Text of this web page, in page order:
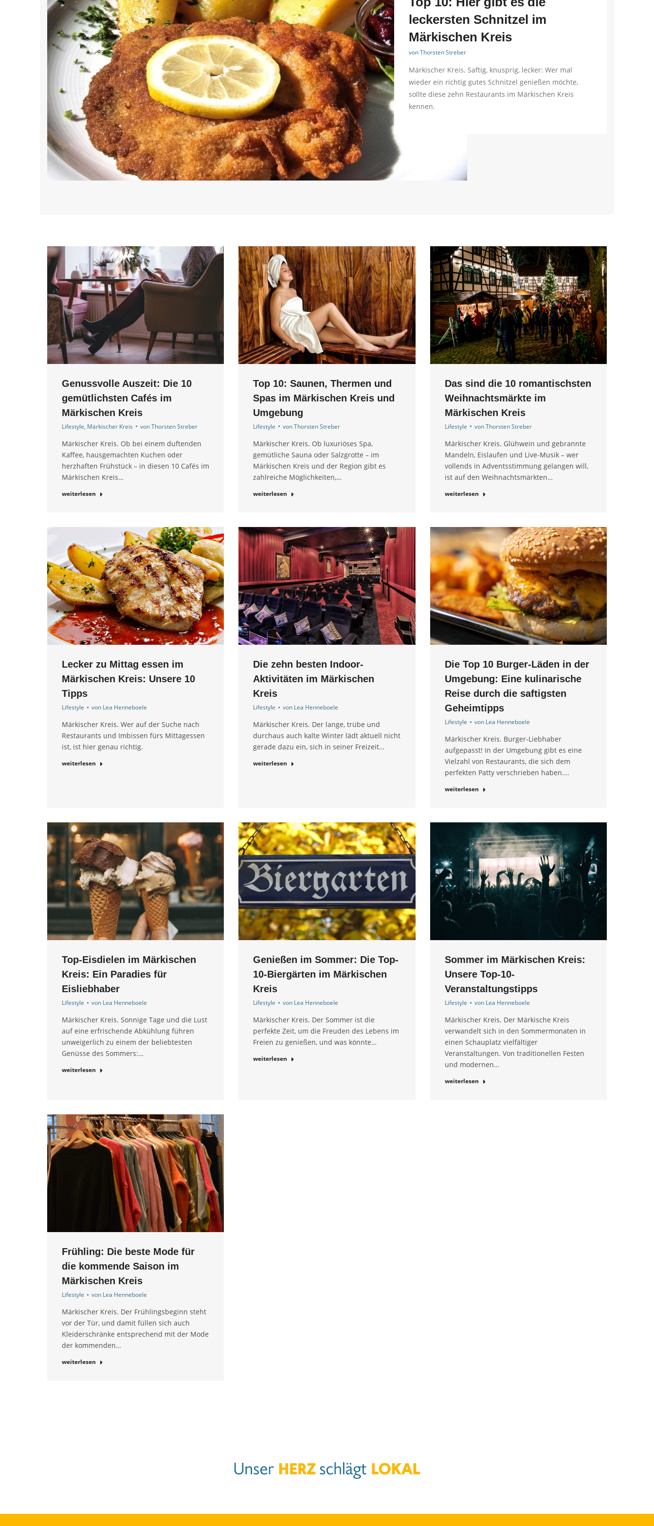
leckersten Schnitzel im
Märkischen Kreis
vonThorsten Streber
Märkischer Kreis. Saftig, knusprig, lecker: Wer mal
wieder ein richtig gutes Schnitzel genießen möchte,
sollte diese zehn Restaurants im Märkischen Kreis
kennen.
Genussvolle Auszeit: Die 10
gemütlichsten Cafés im
Märkischen Kreis
Lifestyle, Märkischer Kreis vonThorsten Streber
Märkischer Kreis. Ob bei einem duftenden
Kaffee, hausgemachten Kuchen oder
herzhaften Frühstück – in diesen 10 Cafés im
Märkischen Kreis…
weiterlesen
Top 10: Saunen, Thermen und
Spas im Märkischen Kreis und
Umgebung
Lifestyle vonThorsten Streber
Märkischer Kreis. Ob luxuriöses Spa,
gemütliche Sauna oder Salzgrotte – im
Märkischen Kreis und der Region gibt es
zahlreiche Möglichkeiten,…
weiterlesen
Das sind die 10 romantischsten
Weihnachtsmärkte im
Märkischen Kreis
Lifestyle vonThorsten Streber
Märkischer Kreis. Glühwein und gebrannte
Mandeln, Eislaufen und Live-Musik – wer
vollends in Adventsstimmung gelangen will,
ist auf den Weihnachtsmärkten…
weiterlesen
Lecker zu Mittag essen im
Märkischen Kreis: Unsere 10
Tipps
Lifestyle von Lea Henneboele
Märkischer Kreis. Wer auf der Suche nach
Restaurants und Imbissen fürs Mittagessen
ist, ist hier genau richtig.
weiterlesen
Die zehn besten Indoor-
Aktivitäten im Märkischen
Kreis
Lifestyle von Lea Henneboele
Märkischer Kreis. Der lange, trübe und
durchaus auch kalte Winter lädt aktuell nicht
gerade dazu ein, sich in seiner Freizeit…
weiterlesen
Die Top 10 Burger-Läden in der
Umgebung: Eine kulinarische
Reise durch die saftigsten
Geheimtipps
Lifestyle von Lea Henneboele
Märkischer Kreis. Burger-Liebhaber
aufgepasst! In der Umgebung gibt es eine
Vielzahl von Restaurants, die sich dem
perfekten Patty verschrieben haben.…
weiterlesen
Top-Eisdielen im Märkischen
Kreis: Ein Paradies für
Eisliebhaber
Lifestyle von Lea Henneboele
Märkischer Kreis. Sonnige Tage und die Lust
auf eine erfrischende Abkühlung führen
unweigerlich zu einem der beliebtesten
Genüsse des Sommers:…
weiterlesen
Genießen im Sommer: Die Top-
10-Biergärten im Märkischen
Kreis
Lifestyle von Lea Henneboele
Märkischer Kreis. Der Sommer ist die
perfekte Zeit, um die Freuden des Lebens im
Freien zu genießen, und was könnte…
weiterlesen
Sommer im Märkischen Kreis:
Unsere Top-10-
Veranstaltungstipps
Lifestyle von Lea Henneboele
Märkischer Kreis. Der Märkische Kreis
verwandelt sich in den Sommermonaten in
einen Schauplatz vielfältiger
Veranstaltungen. Von traditionellen Festen
und modernen…
weiterlesen
Frühling: Die beste Mode für
die kommende Saison im
Märkischen Kreis
Lifestyle von Lea Henneboele
Märkischer Kreis. Der Frühlingsbeginn steht
vor der Tür, und damit füllen sich auch
Kleiderschränke entsprechend mit der Mode
der kommenden…
weiterlesen